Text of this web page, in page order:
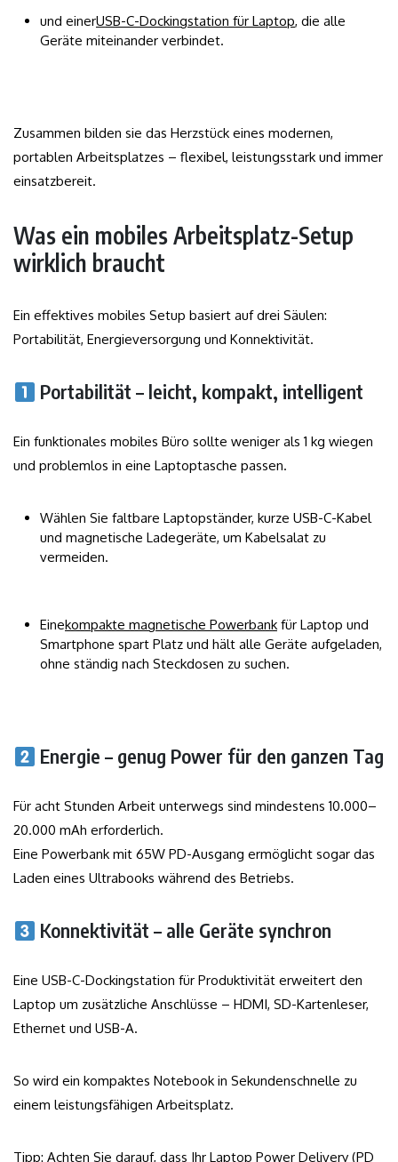
und einerUSB-C-Dockingstation für Laptop, die alle
Geräte miteinander verbindet.
Zusammen bilden sie das Herzstück eines modernen,
portablen Arbeitsplatzes – flexibel, leistungsstark und immer
einsatzbereit.
Was ein mobiles Arbeitsplatz-Setup
wirklich braucht
Ein effektives mobiles Setup basiert auf drei Säulen:
Portabilität, Energieversorgung und Konnektivität.
Portabilität – leicht, kompakt, intelligent
Ein funktionales mobiles Büro sollte weniger als 1 kg wiegen
und problemlos in eine Laptoptasche passen.
Wählen Sie faltbare Laptopständer, kurze USB-C-Kabel
und magnetische Ladegeräte, um Kabelsalat zu
vermeiden.
Einekompakte magnetische Powerbankfür Laptop und
Smartphone spart Platz und hält alle Geräte aufgeladen,
ohne ständig nach Steckdosen zu suchen.
Energie – genug Power für den ganzen Tag
Für acht Stunden Arbeit unterwegs sind mindestens 10.000–
20.000 mAh erforderlich.
Eine Powerbank mit 65W PD-Ausgang ermöglicht sogar das
Laden eines Ultrabooks während des Betriebs.
Konnektivität – alle Geräte synchron
Eine USB-C-Dockingstation für Produktivität erweitert den
Laptop um zusätzliche Anschlüsse – HDMI, SD-Kartenleser,
Ethernet und USB-A.
So wird ein kompaktes Notebook in Sekundenschnelle zu
einem leistungsfähigen Arbeitsplatz.
Tipp: Achten Sie darauf, dass Ihr Laptop Power Delivery (PD